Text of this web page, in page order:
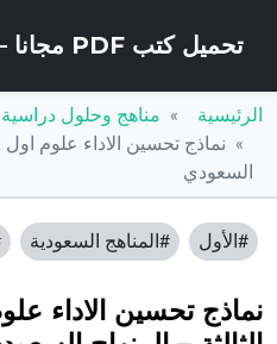
تحميل كتب PDF مجانا – كتب كو
الرئيسية
مناهج وحلول دراسية
نماذج تحسين الاداء علوم اول
السعودي
#الأول #المناهج السعودية
نماذج تحسين الاداء